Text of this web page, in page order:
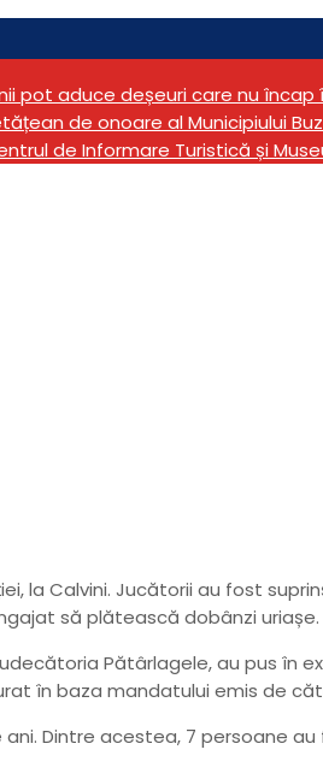
pot aduce deșeuri care nu încap
de onoare al Municipiului
de Informare Turistică și
la Calvini. Jucătorii au fost
să plătească dobânzi uriașe.
Pătârlagele, au pus în
în baza mandatului emis de
Dintre acestea, 7 persoane